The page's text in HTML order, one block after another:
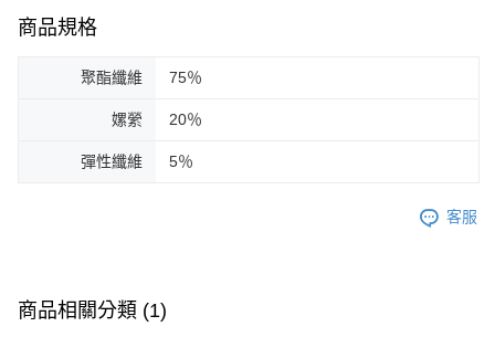
商品規格
聚酯纖維 75％
嫘縈 20％
彈性纖維 5％
客服
商品相關分類 (1)